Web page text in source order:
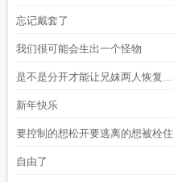
忘记戴套了
我们很可能会生出一个怪物
是不是分开才能让兄妹两人恢复正
常
新年快乐
要控制的想松开要逃离的想被栓住
自由了